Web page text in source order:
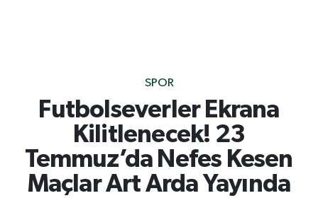
SPOR
Futbolseverler Ekrana
Kilitlenecek! 23
Temmuz’da Nefes Kesen
Maçlar Art Arda Yayında